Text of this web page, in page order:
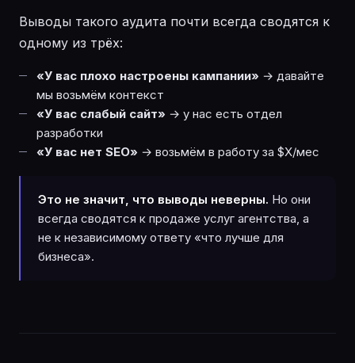
Выводы такого аудита почти всегда сводятся к
одному из трёх:
«У вас плохо настроены кампании» → давайте
мы возьмём контекст
«У вас слабый сайт» → у нас есть отдел
разработки
«У вас нет SEO» → возьмём в работу за $X/мес
Это не значит, что выводы неверны. Но они
всегда сводятся к продаже услуг агентства, а
не к независимому ответу «что лучше для
бизнеса».